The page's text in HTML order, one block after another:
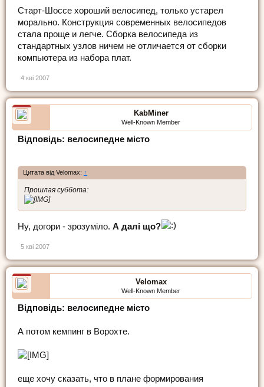
Старт-Шоссе хороший велосипед, только устарел
морально. Конструкция современных велосипедов
стала проще и легче. Сборка велосипеда из
стандартных узлов ничем не отличается от сборки
компьютера из набора плат.
4 кві 2007
KabMiner
Well-Known Member
Відповідь: велосипедне місто
Цитата від Velomax: ↑
Прошлая суббота:
Ну, догори - зрозуміло. А далі що?
5 кві 2007
Velomax
Well-Known Member
Відповідь: велосипедне місто
А потом кемпинг в Ворохте.
еще хочу сказать, что в плане формирования